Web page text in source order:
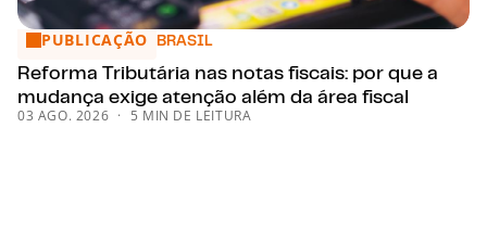
Reforma Tributária nas notas fiscais: por que a mudança
PUBLICAÇÃO BRASIL
Reforma Tributária nas notas fiscais: por que a
mudança exige atenção além da área fiscal
03 AGO. 2026 5 MIN DE LEITURA